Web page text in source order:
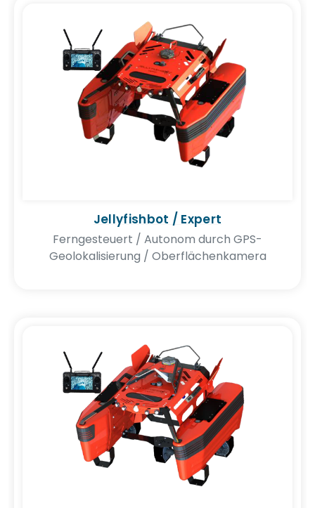
Jellyfishbot / Expert
Ferngesteuert / Autonom durch GPS-
Geolokalisierung / Oberflächenkamera